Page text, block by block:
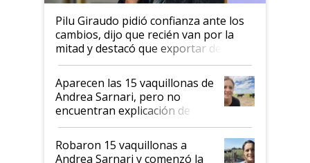
Pilu Giraudo pidió confianza ante los
cambios, dijo que recién van por la
mitad y destacó que exportar dejó de
ser "para unos pocos": "Tenemos un
mandato muy claro del gobierno
nacional"
Aparecen las 15 vaquillonas de
Andrea Sarnari, pero no
encuentran explicación de
cómo llegaron allí
Robaron 15 vaquillonas a
Andrea Sarnari y comenzó la